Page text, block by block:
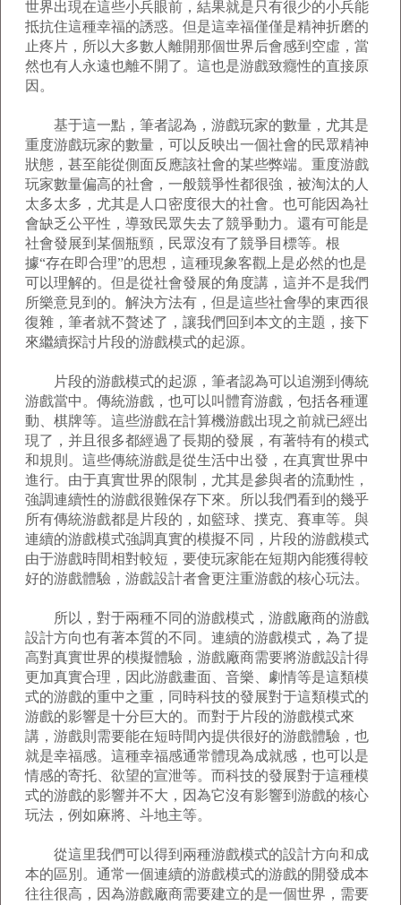
世界出現在這些小兵眼前，結果就是只有很少的小兵能
抵抗住這種幸福的誘惑。但是這幸福僅僅是精神折磨的
止疼片，所以大多數人離開那個世界后會感到空虛，當
然也有人永遠也離不開了。這也是游戲致癮性的直接原
因。
基于這一點，筆者認為，游戲玩家的數量，尤其是
重度游戲玩家的數量，可以反映出一個社會的民眾精神
狀態，甚至能從側面反應該社會的某些弊端。重度游戲
玩家數量偏高的社會，一般競爭性都很強，被淘汰的人
太多太多，尤其是人口密度很大的社會。也可能因為社
會缺乏公平性，導致民眾失去了競爭動力。還有可能是
社會發展到某個瓶頸，民眾沒有了競爭目標等。根
據“存在即合理”的思想，這種現象客觀上是必然的也是
可以理解的。但是從社會發展的角度講，這并不是我們
所樂意見到的。解決方法有，但是這些社會學的東西很
復雜，筆者就不贅述了，讓我們回到本文的主題，接下
來繼續探討片段的游戲模式的起源。
片段的游戲模式的起源，筆者認為可以追溯到傳統
游戲當中。傳統游戲，也可以叫體育游戲，包括各種運
動、棋牌等。這些游戲在計算機游戲出現之前就已經出
現了，并且很多都經過了長期的發展，有著特有的模式
和規則。這些傳統游戲是從生活中出發，在真實世界中
進行。由于真實世界的限制，尤其是參與者的流動性，
強調連續性的游戲很難保存下來。所以我們看到的幾乎
所有傳統游戲都是片段的，如籃球、撲克、賽車等。與
連續的游戲模式強調真實的模擬不同，片段的游戲模式
由于游戲時間相對較短，要使玩家能在短期內能獲得較
好的游戲體驗，游戲設計者會更注重游戲的核心玩法。
所以，對于兩種不同的游戲模式，游戲廠商的游戲
設計方向也有著本質的不同。連續的游戲模式，為了提
高對真實世界的模擬體驗，游戲廠商需要將游戲設計得
更加真實合理，因此游戲畫面、音樂、劇情等是這類模
式的游戲的重中之重，同時科技的發展對于這類模式的
游戲的影響是十分巨大的。而對于片段的游戲模式來
講，游戲則需要能在短時間內提供很好的游戲體驗，也
就是幸福感。這種幸福感通常體現為成就感，也可以是
情感的寄托、欲望的宣泄等。而科技的發展對于這種模
式的游戲的影響并不大，因為它沒有影響到游戲的核心
玩法，例如麻將、斗地主等。
從這里我們可以得到兩種游戲模式的設計方向和成
本的區別。通常一個連續的游戲模式的游戲的開發成本
往往很高，因為游戲廠商需要建立的是一個世界，需要